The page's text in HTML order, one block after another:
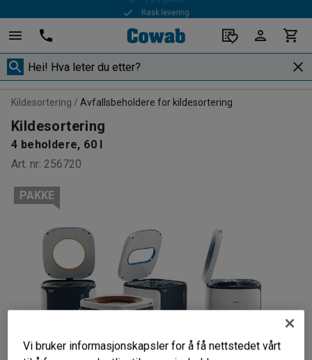
Rask levering
Kildesortering Avfallsbeholdere for kildesortering
Kildesortering
4 beholdere, 60 l
Art. nr: 256720
PAKKE
Vi bruker informasjonskapsler for å få nettstedet vårt